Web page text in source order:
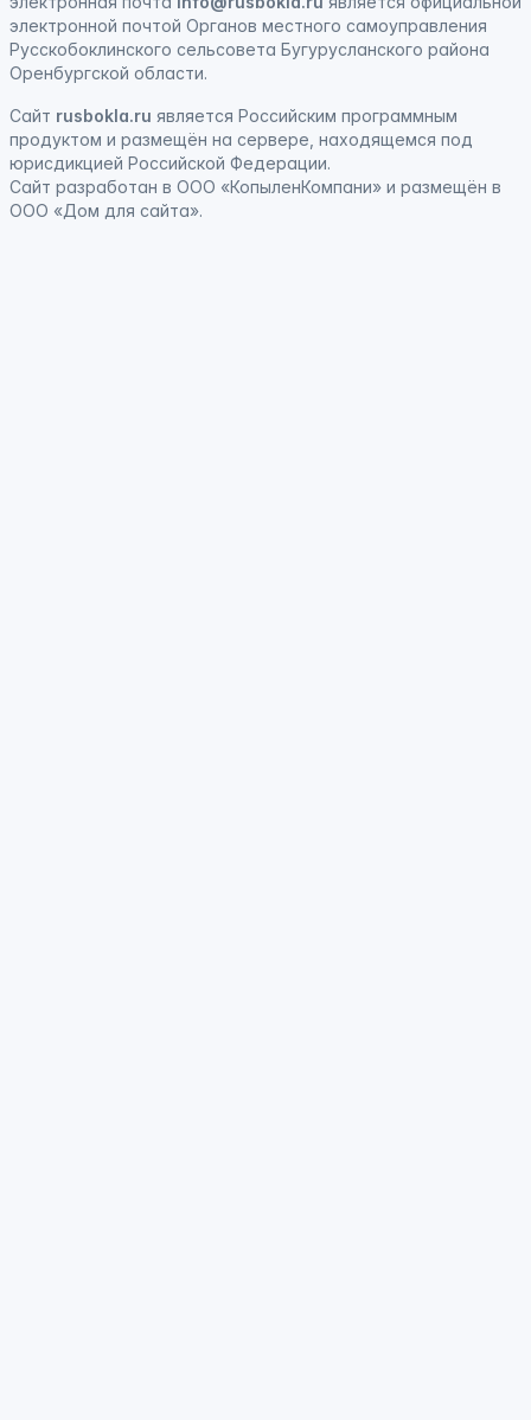
электронной почтой Органов местного самоуправления
Русскобоклинского сельсовета Бугурусланского района
Оренбургской области.
Сайт rusbokla.ru является Российским программным
продуктом и размещён на сервере, находящемся под
юрисдикцией Российской Федерации.
Сайт разработан в ООО «КопыленКомпани» и размещён в
ООО «Дом для сайта».